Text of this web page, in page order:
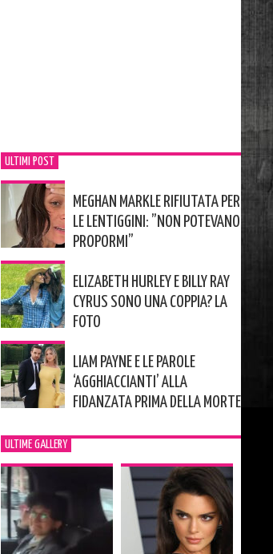
ULTIMI POST
MEGHAN MARKLE RIFIUTATA PER
LE LENTIGGINI: ”NON POTEVANO
PROPORMI”
ELIZABETH HURLEY E BILLY RAY
CYRUS SONO UNA COPPIA? LA
FOTO
LIAM PAYNE E LE PAROLE
‘AGGHIACCIANTI’ ALLA
FIDANZATA PRIMA DELLA MORTE
ULTIME GALLERY